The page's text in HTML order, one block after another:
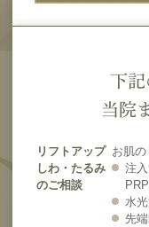
下記
当院
リフトアップ
しわ・たるみ
のご相談
お肌
注
水
先